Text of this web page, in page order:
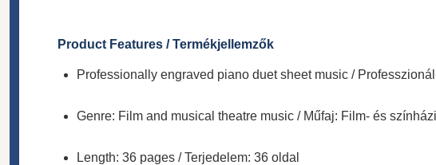
Product Features / Termékjellemzők
Professionally engraved piano duet sheet music /
Genre: Film and musical theatre music / Műfaj: Film- és
Length: 36 pages / Terjedelem: 36 oldal